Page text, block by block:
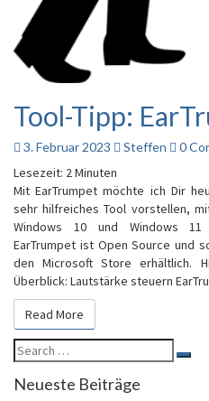
Tool-
Tipp:
EarTrumpet
Tool-Tipp:
3. Februar 2023 Steffen 0
Lesezeit: 2Minuten
Mit EarTrumpet möchte ich Dir
sehr hilfreiches Tool vorstellen,
Windows 10 und Windows 11
EarTrumpet ist Open Source und
den Microsoft Store erhältlich.
Überblick: Lautstärke steuern
Read More
Search
for:
Neueste Beiträge